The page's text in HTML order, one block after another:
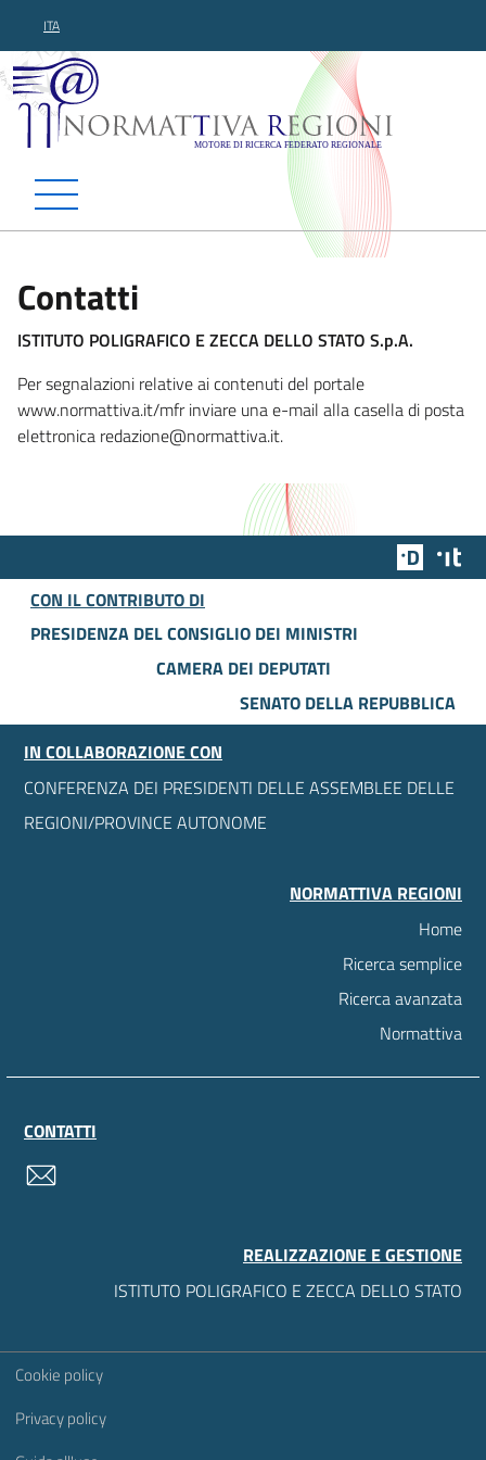
ITA
Normattiva Regioni -
Contatti
ISTITUTO POLIGRAFICO E ZECCA DELLO STATO S.p.A.
Per segnalazioni relative ai contenuti del portale
www.normattiva.it/mfr inviare una e-mail alla casella di posta
elettronica redazione@normattiva.it.
Team
CON IL CONTRIBUTO DI
PRESIDENZA DEL CONSIGLIO DEI MINISTRI
CAMERA DEI DEPUTATI
SENATO DELLA REPUBBLICA
IN COLLABORAZIONE CON
CONFERENZA DEI PRESIDENTI DELLE ASSEMBLEE DELLE
REGIONI/PROVINCE AUTONOME
NORMATTIVA REGIONI
Home
Ricerca semplice
Ricerca avanzata
Normattiva
CONTATTI
REALIZZAZIONE E GESTIONE
ISTITUTO POLIGRAFICO E ZECCA DELLO STATO
Sezione Link Utili
Cookie policy
Privacy policy